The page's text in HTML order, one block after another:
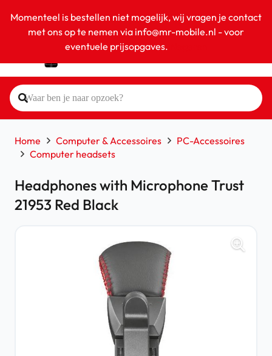
Momenteel is bestellen niet mogelijk, wij vragen je contact
met ons op te nemen via info@mr-mobile.nl - voor
eventuele prijsopgaves.
Home Computer & Accessoires
PC-Accessoires
Computer headsets
Headphones with Microphone Trust
21953 Red Black